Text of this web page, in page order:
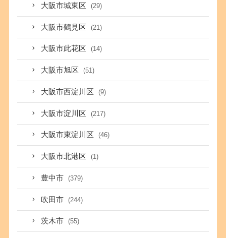
大阪市城東区 (29)
大阪市鶴見区 (21)
大阪市此花区 (14)
大阪市旭区 (51)
大阪市西淀川区 (9)
大阪市淀川区 (217)
大阪市東淀川区 (46)
大阪市北港区 (1)
豊中市 (379)
吹田市 (244)
茨木市 (55)